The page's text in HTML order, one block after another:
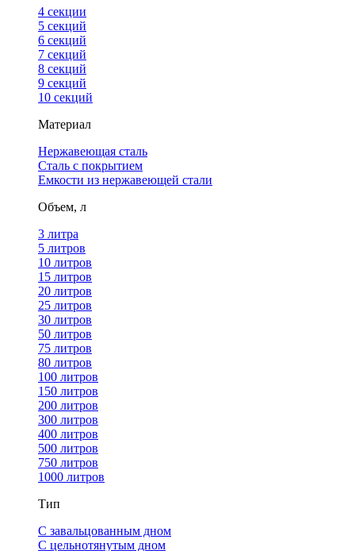
4 cекции
5 секций
6 секций
7 секций
8 секций
9 секций
10 секций
Материал
Нержавеющая сталь
Сталь с покрытием
Емкости из нержавеющей стали
Объем, л
3 литра
5 литров
10 литров
15 литров
20 литров
25 литров
30 литров
50 литров
75 литров
80 литров
100 литров
150 литров
200 литров
300 литров
400 литров
500 литров
750 литров
1000 литров
Тип
С завальцованным дном
С цельнотянутым дном